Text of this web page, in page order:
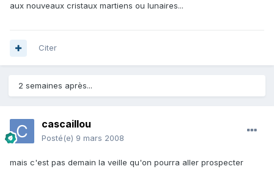
aux nouveaux cristaux martiens ou lunaires...
Citer
2 semaines après...
cascaillou
Posté(e) 9 mars 2008
mais c'est pas demain la veille qu'on pourra aller prospecter